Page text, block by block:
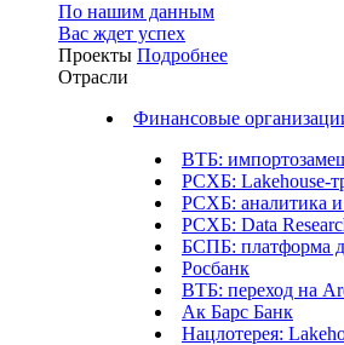
По нашим данным
Вас ждет успех
Проекты Подробнее
Отрасли
Финансовые
ВТБ:
РСХБ: Lakehouse-
РСХБ: аналитика
РСХБ: Data
БСПБ: платформа
Росбанк
ВТБ: переход на
Ак Барс Банк
Нацлотерея: